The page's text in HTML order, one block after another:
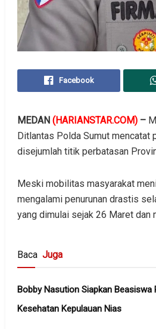
Facebook
MEDAN (HARIANSTAR.COM) –
Ditlantas Polda Sumut mencatat
disejumlah titik perbatasan
Meski mobilitas masyarakat
mengalami penurunan drastis
yang dimulai sejak 26 Maret dan
Baca Juga
Bobby Nasution Siapkan Beasiswa
Kesehatan Kepulauan Nias